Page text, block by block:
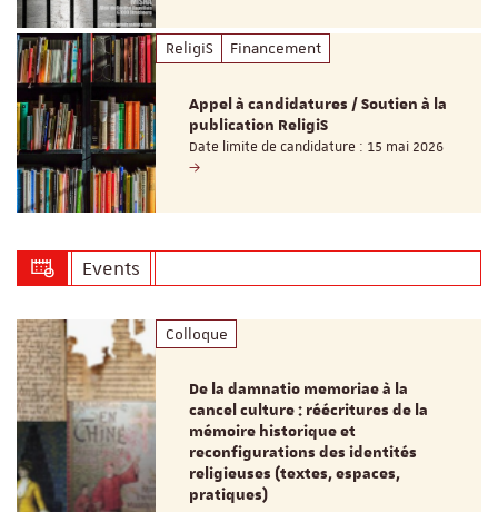
ReligiS Financement
Appel à candidatures / Soutien à la
publication ReligiS
Date limite de candidature : 15 mai 2026
Events
Colloque
De la damnatio memoriae à la
cancel culture : réécritures de la
mémoire historique et
reconfigurations des identités
religieuses (textes, espaces,
pratiques)